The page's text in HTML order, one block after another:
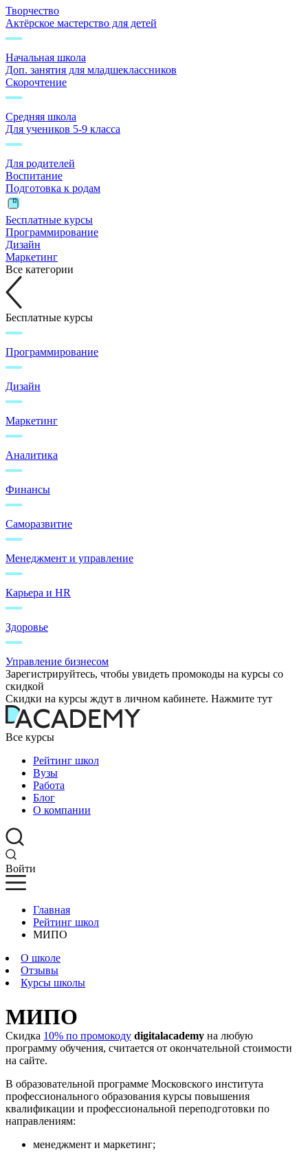
Творчество
Актёрское мастерство для детей
Начальная школа
Доп. занятия для младшеклассников
Скорочтение
Средняя школа
Для учеников 5-9 класса
Для родителей
Воспитание
Подготовка к родам
Бесплатные курсы
Программирование
Дизайн
Маркетинг
Все категории
Бесплатные курсы
Программирование
Дизайн
Маркетинг
Аналитика
Финансы
Саморазвитие
Менеджмент и управление
Карьера и HR
Здоровье
Управление бизнесом
Зарегистрируйтесь, чтобы увидеть промокоды на курсы со
скидкой
Скидки на курсы ждут в личном кабинете. Нажмите тут
Все курсы
Рейтинг школ
Вузы
Работа
Блог
О компании
Войти
Главная
Рейтинг школ
МИПО
О школе
Отзывы
Курсы школы
МИПО
Скидка 10% по промокоду digitalacademy на любую
программу обучения, считается от окончательной стоимости
на сайте.
В образовательной программе Московского института
профессионального образования курсы повышения
квалификации и профессиональной переподготовки по
направлениям:
менеджмент и маркетинг;